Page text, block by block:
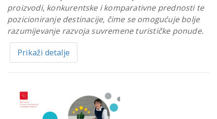
proizvodi, konkurentske i komparativne prednosti te
pozicioniranje destinacije, čime se omogućuje bolje
razumijevanje razvoja suvremene turističke ponude.
Prikaži detalje